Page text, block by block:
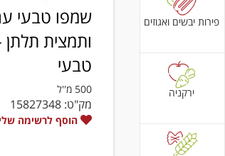
פירות יבשים ואגוזים
ירקניה
שמפו טבעי
ותמצית תלתן
טבעי
500 מ''ל
מק"ט: 15827348
הוסף לרשימה שלי